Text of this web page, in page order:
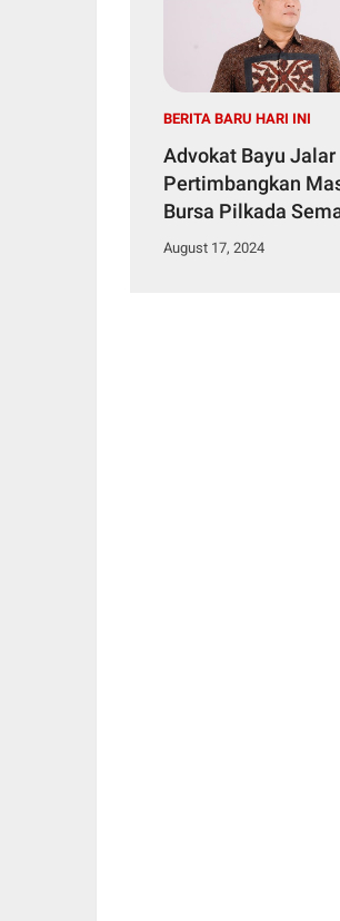
BERITA BARU HARI INI
Advokat Bayu Jalar
Pertimbangkan
Bursa Pilkada
August 17, 2024